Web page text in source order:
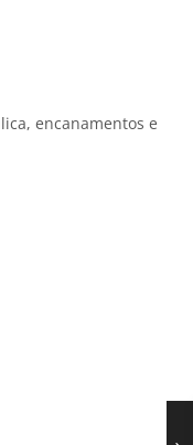
encanamentos e